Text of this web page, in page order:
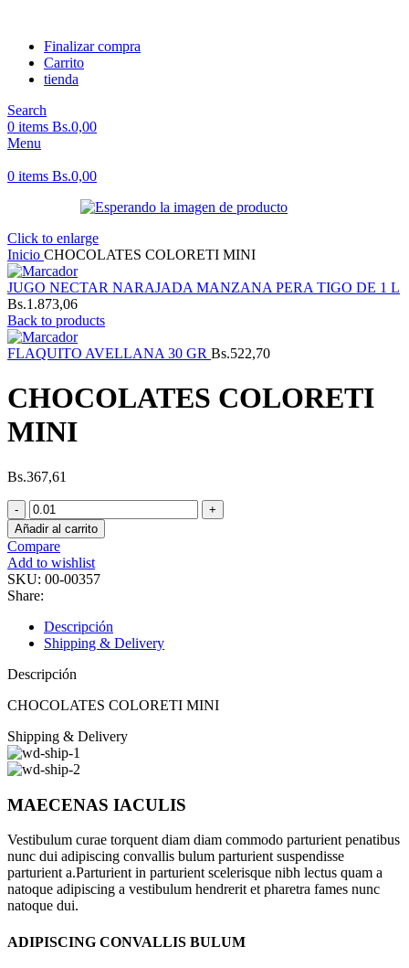
Finalizar compra
Carrito
tienda
Search
0 items Bs.0,00
Menu
0 items Bs.0,00
Click to enlarge
Inicio CHOCOLATES COLORETI MINI
JUGO NECTAR NARAJADA MANZANA PERA TIGO DE 1 L
Bs.1.873,06
Back to products
FLAQUITO AVELLANA 30 GR Bs.522,70
CHOCOLATES COLORETI
MINI
Bs.367,61
CHOCOLATES
COLORETI
MINI
cantidad
Añadir al carrito
Compare
Add to wishlist
SKU: 00-00357
Share:
Descripción
Shipping & Delivery
Descripción
CHOCOLATES COLORETI MINI
Shipping & Delivery
MAECENAS IACULIS
Vestibulum curae torquent diam diam commodo parturient penatibus
nunc dui adipiscing convallis bulum parturient suspendisse
parturient a.Parturient in parturient scelerisque nibh lectus quam a
natoque adipiscing a vestibulum hendrerit et pharetra fames nunc
natoque dui.
ADIPISCING CONVALLIS BULUM